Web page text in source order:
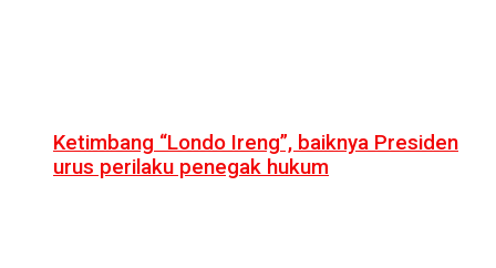
Ketimbang “Londo Ireng”, baiknya Presiden
urus perilaku penegak hukum